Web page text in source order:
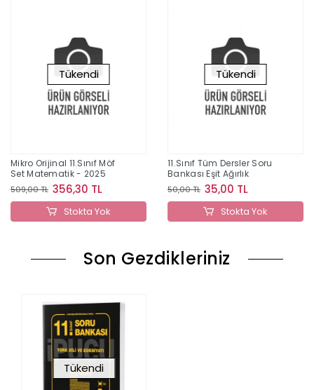
Tükendi
Mikro Orijinal 11.Sınıf Möf
Set Matematik - 2025
509,00 TL 356,30 TL
Stokta Yok
Tükendi
11.Sınıf Tüm Dersler Soru
Bankası Eşit Ağırlık
50,00 TL 35,00 TL
Stokta Yok
Son Gezdikleriniz
Tükendi